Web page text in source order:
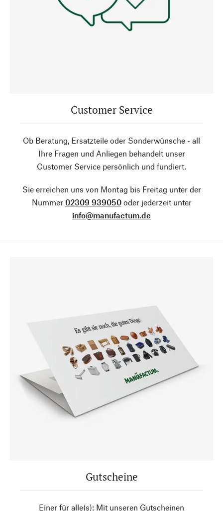
Customer Service
Ob Beratung, Ersatzteile oder Sonderwünsche - all
Ihre Fragen und Anliegen behandelt unser
Customer Service persönlich und fundiert.
Sie erreichen uns von Montag bis Freitag unter der
Nummer 02309 939050oder jederzeit unter
info@manufactum.de
Gutscheine
Einer für alle(s): Mit unseren Gutscheinen